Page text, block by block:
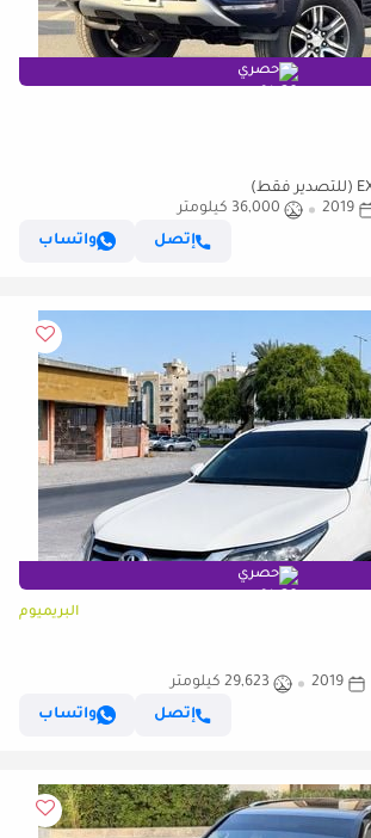
حصري
2019
36,000 كيلومتر
إتصل
واتساب
حصري
البريميوم
2019
29,623 كيلومتر
إتصل
واتساب